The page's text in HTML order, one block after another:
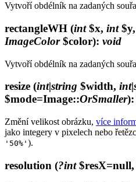
Vytvoří obdélník na zadaných
rectangleWH (int$x, int$y,
ImageColor$color): void
Vytvoří obdélník na zadaných
resize (int|string $width,
$mode=Image::OrSmaller):
Změní velikost obrázku, více
jako integery v pixelech nebo
'50%' ).
resolution (?int$resX=null,